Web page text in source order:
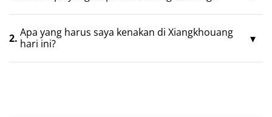
2. Apa yang harus saya kenakan di Xiangkhouang
hari ini?